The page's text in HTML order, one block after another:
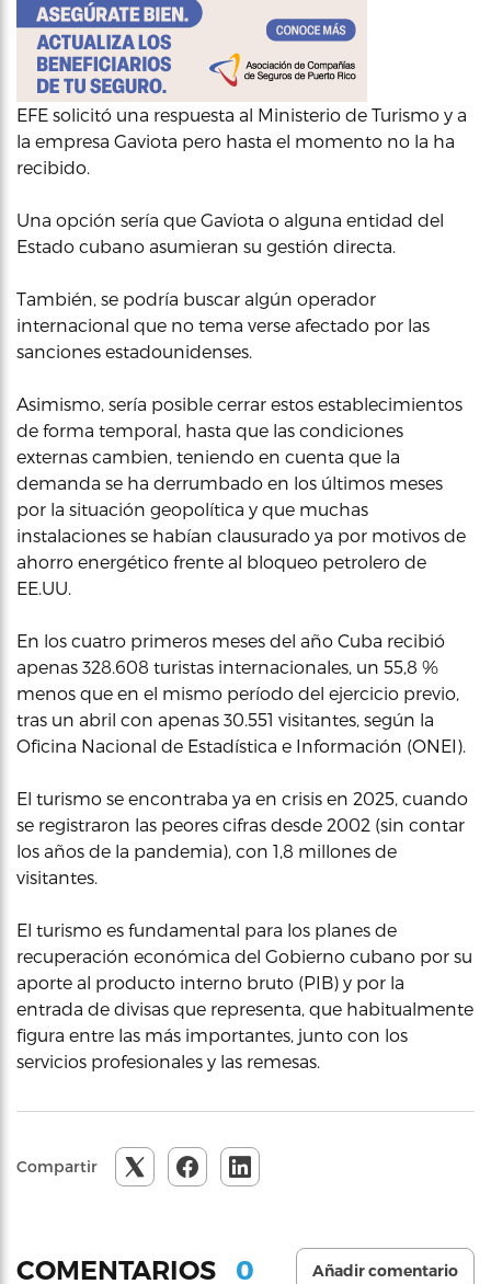
EFE solicitó una respuesta al Ministerio de Turismo y a
la empresa Gaviota pero hasta el momento no la ha
recibido.
Una opción sería que Gaviota o alguna entidad del
Estado cubano asumieran su gestión directa.
También, se podría buscar algún operador
internacional que no tema verse afectado por las
sanciones estadounidenses.
Asimismo, sería posible cerrar estos establecimientos
de forma temporal, hasta que las condiciones
externas cambien, teniendo en cuenta que la
demanda se ha derrumbado en los últimos meses
por la situación geopolítica y que muchas
instalaciones se habían clausurado ya por motivos de
ahorro energético frente al bloqueo petrolero de
EE.UU.
En los cuatro primeros meses del año Cuba recibió
apenas 328.608 turistas internacionales, un 55,8 %
menos que en el mismo período del ejercicio previo,
tras un abril con apenas 30.551 visitantes, según la
Oficina Nacional de Estadística e Información (ONEI).
El turismo se encontraba ya en crisis en 2025, cuando
se registraron las peores cifras desde 2002 (sin contar
los años de la pandemia), con 1,8 millones de
visitantes.
El turismo es fundamental para los planes de
recuperación económica del Gobierno cubano por su
aporte al producto interno bruto (PIB) y por la
entrada de divisas que representa, que habitualmente
figura entre las más importantes, junto con los
servicios profesionales y las remesas.
Compartir
COMENTARIOS 0 Añadir comentario